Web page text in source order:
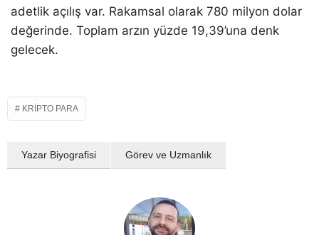
adetlik açılış var. Rakamsal olarak 780 milyon dolar
değerinde. Toplam arzın yüzde 19,39’una denk
gelecek.
KRIPTO PARA
Yazar Biyografisi Görev ve Uzmanlık